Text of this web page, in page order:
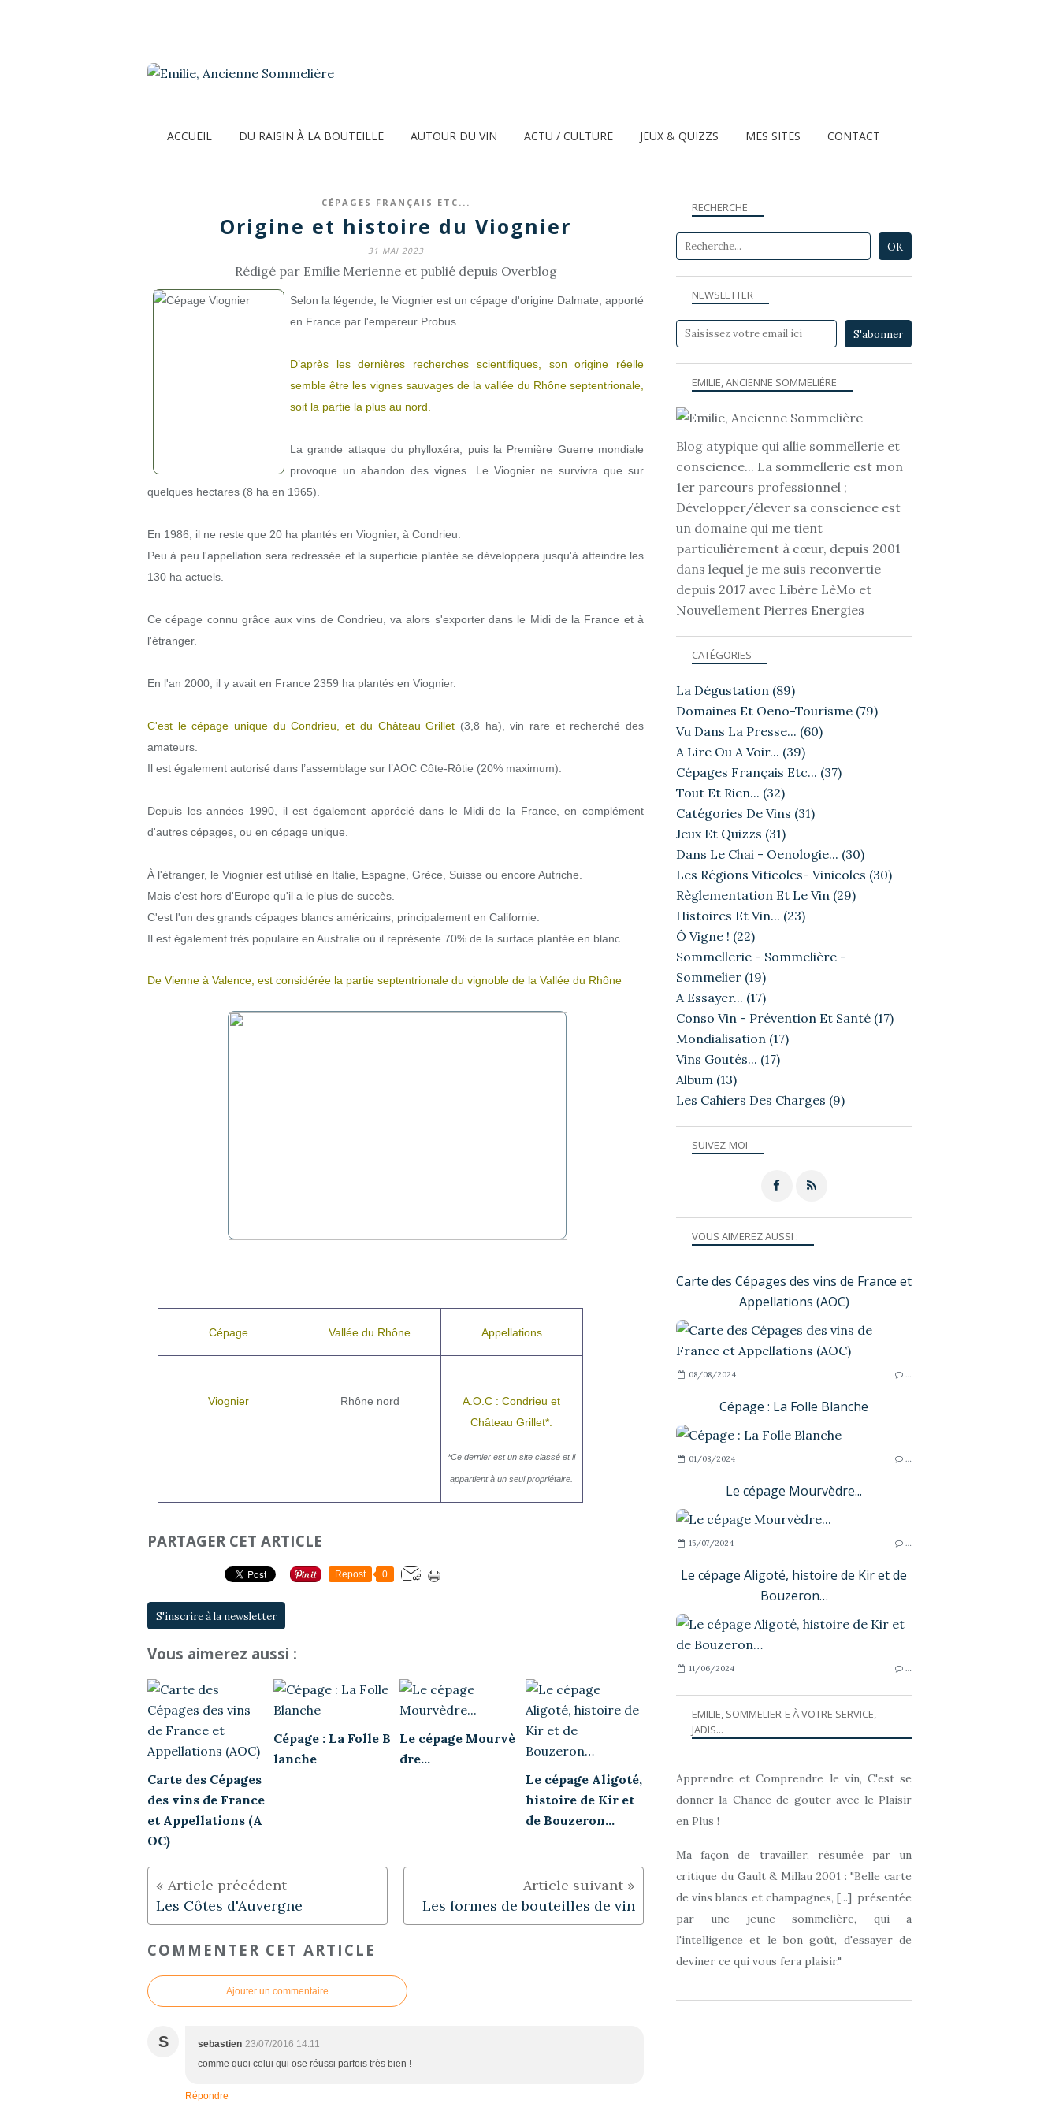
ACCUEIL DU RAISIN À LA BOUTEILLE AUTOUR DU VIN ACTU / CULTURE JEUX & QUIZZS MES SITES CONTACT
CÉPAGES FRANÇAIS ETC...
Origine et histoire du Viognier
31 MAI 2023
Rédigé par Emilie Merienne et publié depuis Overblog
Selon la légende , le Viognier est un cépage d'origine Dalmate, apporté
en France par l'empereur Probus.
D’après les dernières recherches scientifiques, son origine réelle
semble être les vignes sauvages de la vallée du Rhône septentrionale,
soit la partie la plus au nord.
La grande attaque du phylloxéra, puis la Première Guerre mondiale
provoque un abandon des vignes. Le Viognier ne survivra que sur
quelques hectares (8 ha en 1965).
En 1986, il ne reste que 20 ha plantés en Viognier, à Condrieu.
Peu à peu l'appellation sera redressée et la superficie plantée se développera jusqu'à atteindre les
130 ha actuels.
Ce cépage connu grâce aux vins de Condrieu, va alors s'exporter dans le Midi de la France et à
l'étranger.
En l'an 2000, il y avait en France 2359 ha plantés en Viognier.
C'est le cépage unique du Condrieu, et du Château Grillet (3,8 ha), vin rare et recherché des
amateurs.
Il est également autorisé dans l’assemblage sur l’AOC Côte-Rôtie (20% maximum).
Depuis les années 1990, il est également apprécié dans le Midi de la France, en complément
d'autres cépages, ou en cépage unique.
À l'étranger, le Viognier est utilisé en Italie, Espagne, Grèce, Suisse ou encore Autriche.
Mais c'est hors d'Europe qu'il a le plus de succès.
C'est l'un des grands cépages blancs américains, principalement en Californie.
Il est également très populaire en Australie où il représente 70% de la surface plantée en blanc.
De Vienne à Valence, est considérée la partie septentrionale du vignoble de la Vallée du Rhône
Cépage Vallée du Rhône Appellations
Viognier Rhône nord
A.O.C : Condrieu et
Château Grillet*.
*Ce dernier est un site classé et il
appartient à un seul propriétaire.
PARTAGER CET ARTICLE
Repost 0
S'inscrire à la newsletter
Vous aimerez aussi :
Carte des Cépages
des vins de France
et Appellations (A
OC)
Cépage : La Folle B
lanche
Le cépage Mourvè
dre...
Le cépage Aligoté,
histoire de Kir et
de Bouzeron…
Les Côtes d'Auvergne Les formes de bouteilles de vin
COMMENTER CET ARTICLE
Ajouter un commentaire
S sebastien 23/07/2016 14:11
comme quoi celui qui ose réussi parfois très bien !
Répondre
NEWSLETTER
SUIVEZ-MOI
RECHERCHE
EMILIE, ANCIENNE SOMMELIÈRE
Blog atypique qui allie sommellerie et
conscience... La sommellerie est mon
1er parcours professionnel ;
Développer/élever sa conscience est
un domaine qui me tient
particulièrement à cœur, depuis 2001
dans lequel je me suis reconvertie
depuis 2017 avec Libère LèMo et
Nouvellement Pierres Energies
VOUS AIMEREZ AUSSI :
Carte des Cépages des vins de France et
Appellations (AOC)
08/08/2024 …
Cépage : La Folle Blanche
01/08/2024 …
Le cépage Mourvèdre...
15/07/2024 …
Le cépage Aligoté, histoire de Kir et de
Bouzeron…
11/06/2024 …
CATÉGORIES
La Dégustation (89)
Domaines Et Oeno-Tourisme (79)
Vu Dans La Presse... (60)
A Lire Ou A Voir... (39)
Cépages Français Etc... (37)
Tout Et Rien... (32)
Catégories De Vins (31)
Jeux Et Quizzs (31)
Dans Le Chai - Oenologie... (30)
Les Régions Viticoles- Vinicoles (30)
Règlementation Et Le Vin (29)
Histoires Et Vin... (23)
Ô Vigne ! (22)
Sommellerie - Sommelière -
Sommelier (19)
A Essayer... (17)
Conso Vin - Prévention Et Santé (17)
Mondialisation (17)
Vins Goutés... (17)
Album (13)
Les Cahiers Des Charges (9)
EMILIE, SOMMELIER-E À VOTRE SERVICE,
JADIS...
Apprendre et Comprendre le vin, C'est se
donner la Chance de gouter avec le Plaisir
en Plus !
Ma façon de travailler, résumée par un
critique du Gault & Millau 2001 : "Belle carte
de vins blancs et champagnes, [...], présentée
par une jeune sommelière, qui a
l'intelligence et le bon goût, d'essayer de
deviner ce qui vous fera plaisir."